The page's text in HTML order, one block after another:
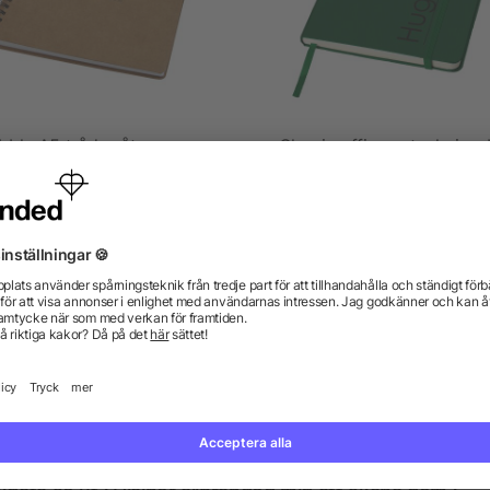
A5 tråd-o återvunnen
anteckningsbok med
mineralpapper
från 12,73 kr
Classic office
Vi har svaren.